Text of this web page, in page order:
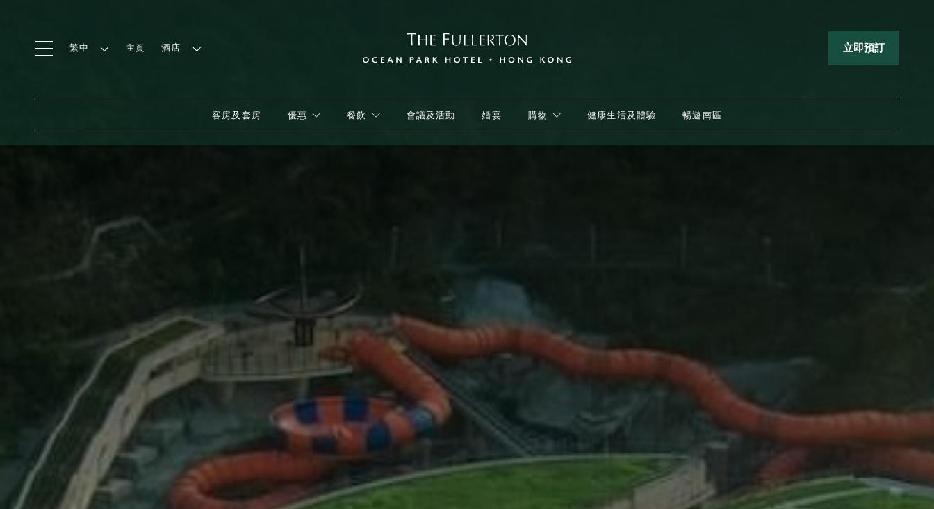
繁中 主頁 酒店 立即預訂
客房及套房 優惠 餐飲 會議及活動 婚宴 購物 健康生活及體驗 暢遊南區